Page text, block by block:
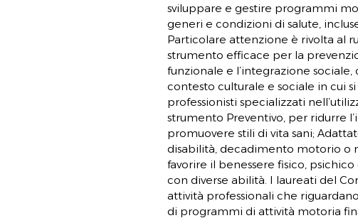
sviluppare e gestire programmi
generi e condizioni di salute,
Particolare attenzione è rivolta al
strumento efficace per la
funzionale e l’integrazione
contesto culturale e sociale in cui
professionisti specializzati
strumento Preventivo, per ridurre
promuovere stili di vita sani;
disabilità, decadimento motorio o
favorire il benessere fisico,
con diverse abilità. I laureati del
attività professionali che
di programmi di attività motoria